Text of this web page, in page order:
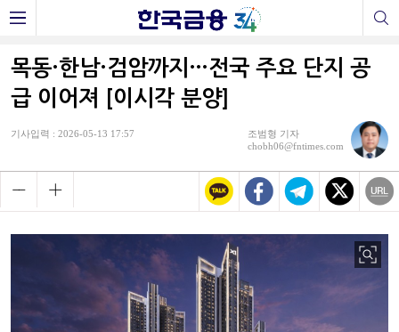
목동·한남·검암까지…전국 주요 단지 공
급 이어져 [이시각 분양]
기사입력 : 2026-05-13 17:57
조범형 기자
chobh06@fntimes.com